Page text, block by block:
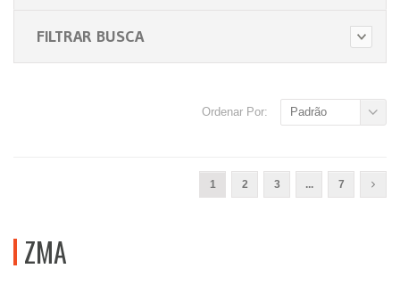
FILTRAR BUSCA
Ordenar Por: Padrão
1 2 3 ... 7
ZMA